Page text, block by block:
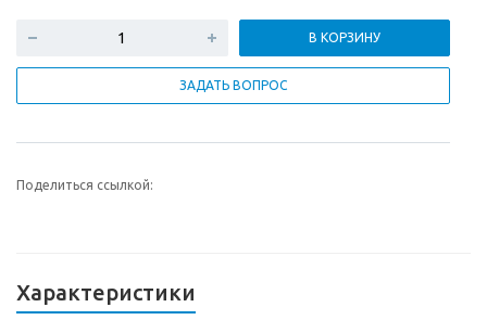
В КОРЗИНУ
ЗАДАТЬ ВОПРОС
Поделиться ссылкой:
Характеристики